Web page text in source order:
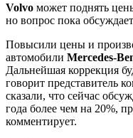
Volvo может поднять
но вопрос пока
Повысили цены и
автомобили Mercedes-
Дальнейшая коррекция
говорит представитель
сказали, что сейчас
года более чем на 20%,
комментирует.